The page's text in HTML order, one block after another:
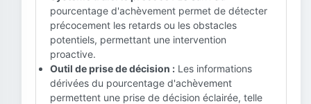
pourcentage d'achèvement permet de détecter
précocement les retards ou les obstacles
potentiels, permettant une intervention
proactive.
Outil de prise de décision : Les informations
dérivées du pourcentage d'achèvement
permettent une prise de décision éclairée, telle